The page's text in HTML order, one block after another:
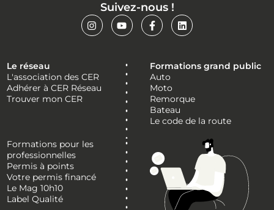
Suivez-nous !
Le réseau
L'association des CER
Adhérer à CER Réseau
Trouver mon CER
Formations grand public
Auto
Moto
Remorque
Bateau
Le code de la route
Formations pour les
professionnelles
Permis à points
Votre permis financé
Le Mag 10h10
Label Qualité